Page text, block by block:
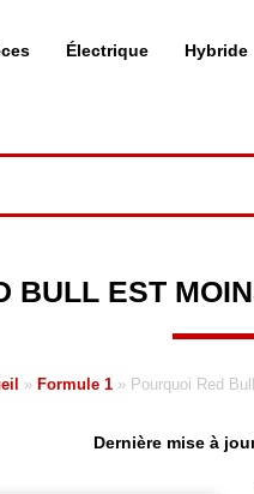
Électrique Hybride
BULL EST
» Formule 1 » Pourquoi Red
Dernière mise à